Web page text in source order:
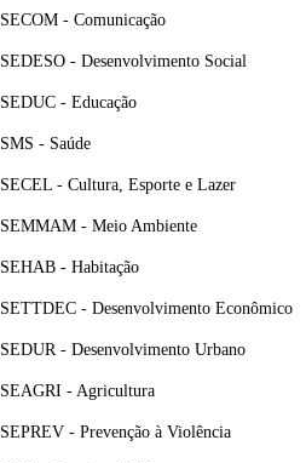
SECOM - Comunicação
SEDESO - Desenvolvimento Social
SEDUC - Educação
SMS - Saúde
SECEL - Cultura, Esporte e Lazer
SEMMAM - Meio Ambiente
SEHAB - Habitação
SETTDEC - Desenvolvimento Econômico
SEDUR - Desenvolvimento Urbano
SEAGRI - Agricultura
SEPREV - Prevenção à Violência